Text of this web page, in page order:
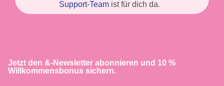
Support-Team ist für dich da.
Jetzt den &-Newsletter abonnieren und 10 %
Willkommensbonus sichern.